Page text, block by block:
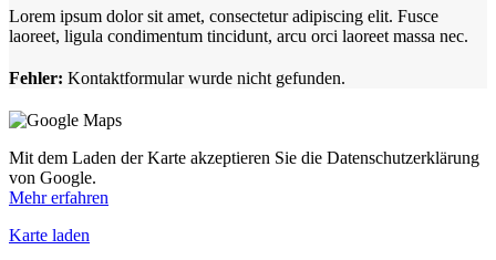
Lorem ipsum dolor sit amet, consectetur adipiscing elit. Fusce
laoreet, ligula condimentum tincidunt, arcu orci laoreet massa nec.
Fehler: Kontaktformular wurde nicht gefunden.
Mit dem Laden der Karte akzeptieren Sie die Datenschutzerklärung
von Google.
Mehr erfahren
Karte laden